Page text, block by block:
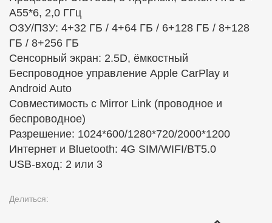
A55*6, 2,0 ГГц
ОЗУ/ПЗУ: 4+32 ГБ / 4+64 ГБ / 6+128 ГБ / 8+128
ГБ / 8+256 ГБ
Сенсорный экран: 2.5D, ёмкостный
Беспроводное управление Apple CarPlay и
Android Auto
Совместимость с Mirror Link (проводное и
беспроводное)
Разрешение: 1024*600/1280*720/2000*1200
Интернет и Bluetooth: 4G SIM/WIFI/BT5.0
USB-вход: 2 или 3
Делиться: